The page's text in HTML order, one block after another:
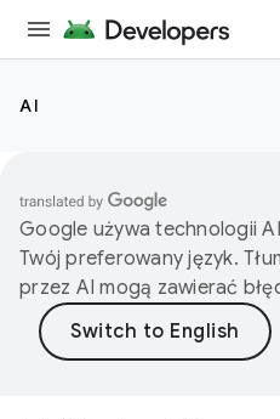
AI
Google używa technologii
Twój preferowany język.
przez AI mogą zawierać